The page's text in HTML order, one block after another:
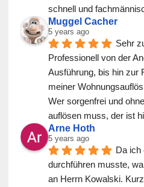
schnell und
Muggel Cacher
5 years ago
Sehr
Professionell von der
Ausführung, bis hin zur
meiner
Wer sorgenfrei und
auflösen muss, der ist
Arne Hoth
5 years ago
Da ich
durchführen musste,
an Herrn Kowalski.